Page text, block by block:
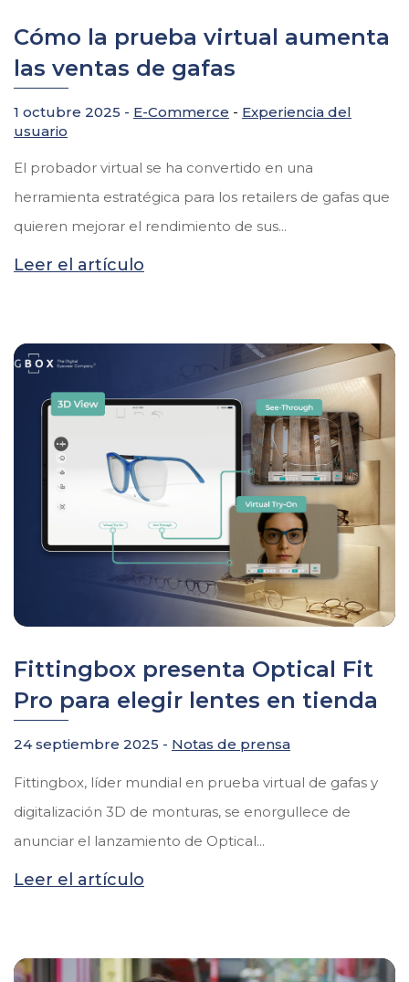
Cómo la prueba virtual aumenta
las ventas de gafas
1 octubre 2025 - E-Commerce - Experiencia del
usuario
El probador virtual se ha convertido en una
herramienta estratégica para los retailers de gafas que
quieren mejorar el rendimiento de sus...
Leer el artículo
Fittingbox presenta Optical Fit
Pro para elegir lentes en tienda
24 septiembre 2025 - Notas de prensa
Fittingbox, líder mundial en prueba virtual de gafas y
digitalización 3D de monturas, se enorgullece de
anunciar el lanzamiento de Optical...
Leer el artículo